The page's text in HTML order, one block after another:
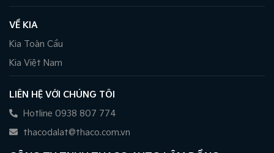
VỀ KIA
Kia Toàn Cầu
Kia Việt Nam
LIÊN HỆ VỚI CHÚNG TÔI
Hotline 0938 807 774
thacodalat@thaco.com.vn